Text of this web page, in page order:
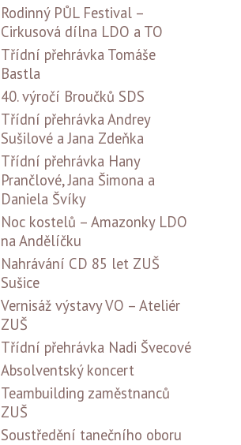
Rodinný PŮL Festival –
Cirkusová dílna LDO a TO
Třídní přehrávka Tomáše
Bastla
40. výročí Broučků SDS
Třídní přehrávka Andrey
Sušilové a Jana Zdeňka
Třídní přehrávka Hany
Prančlové, Jana Šimona a
Daniela Švíky
Noc kostelů – Amazonky LDO
na Andělíčku
Nahrávání CD 85 let ZUŠ
Sušice
Vernisáž výstavy VO – Ateliér
ZUŠ
Třídní přehrávka Nadi Švecové
Absolventský koncert
Teambuilding zaměstnanců
ZUŠ
Soustředění tanečního oboru